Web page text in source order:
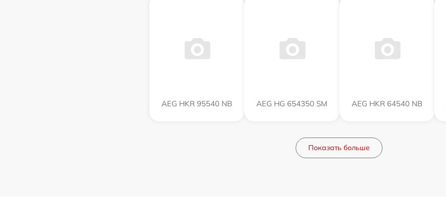
AEG HKR 95540 NB AEG HG 654350 SM AEG HKR 64540 NB
Показать больше